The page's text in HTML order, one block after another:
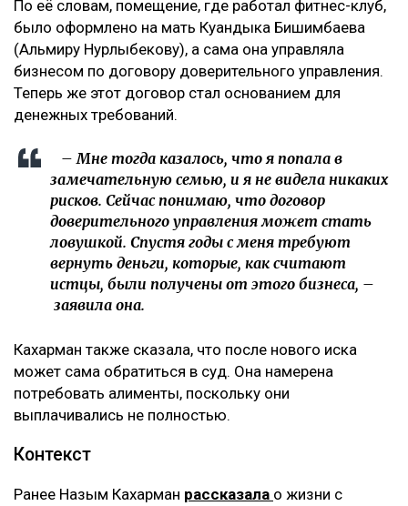
По её словам, помещение, где работал фитнес-клуб,
было оформлено на мать Куандыка Бишимбаева
(Альмиру Нурлыбекову), а сама она управляла
бизнесом по договору доверительного управления.
Теперь же этот договор стал основанием для
денежных требований.
– Мне тогда казалось, что я попала в
замечательную семью, и я не видела никаких
рисков. Сейчас понимаю, что договор
доверительного управления может стать
ловушкой. Спустя годы с меня требуют
вернуть деньги, которые, как считают
истцы, были получены от этого бизнеса, –
заявила она.
Кахарман также сказала, что после нового иска
может сама обратиться в суд. Она намерена
потребовать алименты, поскольку они
выплачивались не полностью.
Контекст
Ранее Назым Кахарман рассказала о жизни с